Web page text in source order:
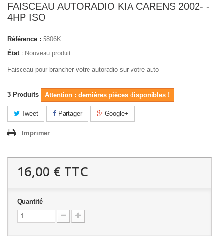
FAISCEAU AUTORADIO KIA CARENS 2002- -
4HP ISO
Référence : 5806K
État : Nouveau produit
Faisceau pour brancher votre autoradio sur votre auto
3 Produits Attention : dernières pièces disponibles !
Tweet Partager Google+
Imprimer
16,00 € TTC
Quantité